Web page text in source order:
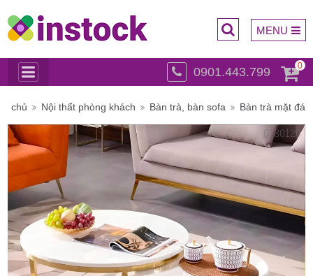
0901.443.799 0
MENU
Trụ sở
chính:
chủ Nội thất phòng khách Bàn trà, bàn sofa Bàn trà mặt đá